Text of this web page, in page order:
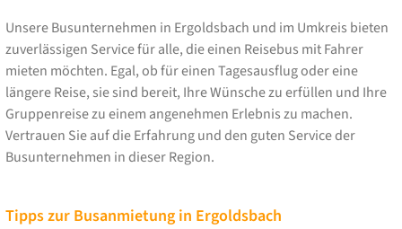
Unsere Busunternehmen in Ergoldsbach und im Umkreis bieten
zuverlässigen Service für alle, die einen Reisebus mit Fahrer
mieten möchten. Egal, ob für einen Tagesausflug oder eine
längere Reise, sie sind bereit, Ihre Wünsche zu erfüllen und Ihre
Gruppenreise zu einem angenehmen Erlebnis zu machen.
Vertrauen Sie auf die Erfahrung und den guten Service der
Busunternehmen in dieser Region.
Tipps zur Busanmietung in Ergoldsbach